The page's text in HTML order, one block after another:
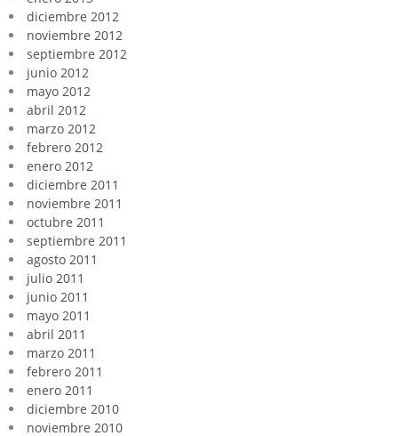
diciembre 2012
noviembre 2012
septiembre 2012
junio 2012
mayo 2012
abril 2012
marzo 2012
febrero 2012
enero 2012
diciembre 2011
noviembre 2011
octubre 2011
septiembre 2011
agosto 2011
julio 2011
junio 2011
mayo 2011
abril 2011
marzo 2011
febrero 2011
enero 2011
diciembre 2010
noviembre 2010